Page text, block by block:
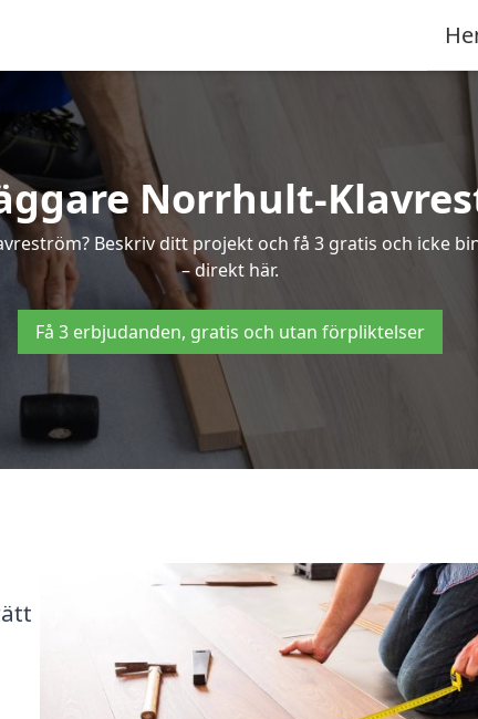
Norrhult-
Beskriv ditt projekt och få 3 gratis och icke
– direkt här.
Få 3 erbjudanden, gratis och utan förpliktelser